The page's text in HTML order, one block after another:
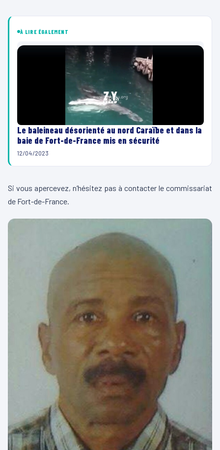
À LIRE ÉGALEMENT
Le baleineau désorienté au nord Caraïbe et dans la
baie de Fort-de-France mis en sécurité
12/04/2023
Si vous apercevez, n’hésitez pas à contacter le commissariat
de Fort-de-France.